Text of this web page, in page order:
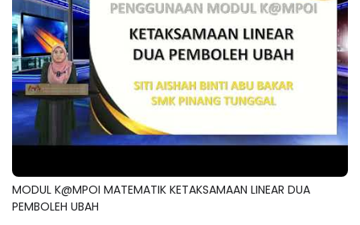
MODUL K@MPOI MATEMATIK KETAKSAMAAN LINEAR DUA
PEMBOLEH UBAH